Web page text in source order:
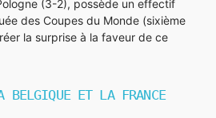
(3-2), possède un effectif
des Coupes du Monde (sixième
la surprise à la faveur de ce
ET LA FRANCE